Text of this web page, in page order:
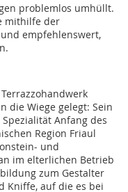
problemlos umhüllt.
mithilfe der
empfehlenswert,
die Wiege gelegt: Sein
Anfang des
Region Friaul
und
im elterlichen Betrieb
zum Gestalter
Kniffe, auf die es bei